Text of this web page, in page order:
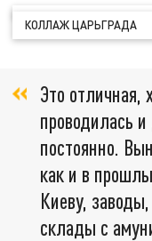
КОЛЛАЖ ЦАРЬГРАДА
Это отличная,
проводилась
постоянно.
как и в
Киеву,
склады с